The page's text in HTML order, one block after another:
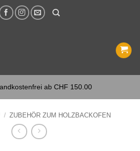
ab CHF 150.00
/ ZUBEHÖR ZUM HOLZBACKOFEN